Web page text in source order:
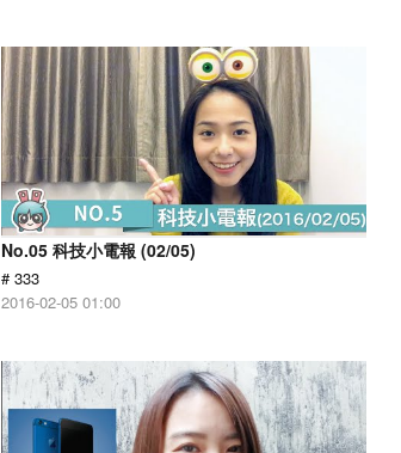
No.05 科技小電報 (02/05)
# 333
2016-02-05 01:00